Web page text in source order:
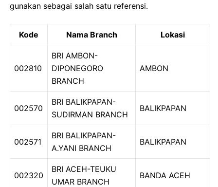
gunakan sebagai salah satu referensi.
Kode Nama Branch Lokasi
002810
BRI AMBON-
DIPONEGORO
BRANCH
AMBON
002570
BRI BALIKPAPAN-
SUDIRMAN BRANCH
BALIKPAPAN
002571
BRI BALIKPAPAN-
A.YANI BRANCH
BALIKPAPAN
002320
BRI ACEH-TEUKU
UMAR BRANCH
BANDA ACEH